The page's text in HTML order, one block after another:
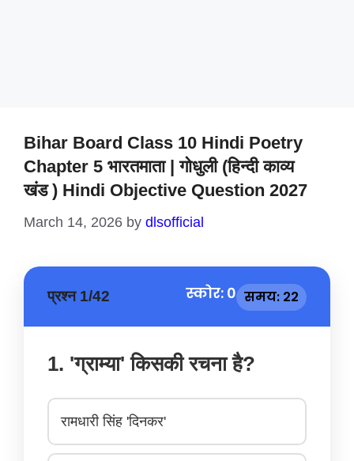
Bihar Board Class 10 Hindi Poetry
Chapter 5 भारतमाता | गोधुली (हिन्दी काव्य
खंड ) Hindi Objective Question 2027
March 14, 2026 by dlsofficial
प्रश्न 1/42 स्कोर: 0 समय: 21
1. 'ग्राम्या' किसकी रचना है?
रामधारी सिंह 'दिनकर'